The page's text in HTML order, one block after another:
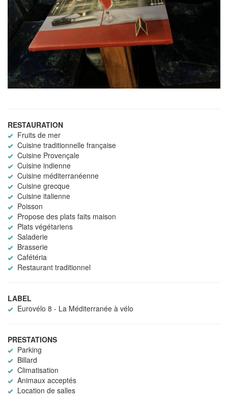
RESTAURATION
Fruits de mer
Cuisine traditionnelle française
Cuisine Provençale
Cuisine indienne
Cuisine méditerranéenne
Cuisine grecque
Cuisine italienne
Poisson
Propose des plats faits maison
Plats végétariens
Saladerie
Brasserie
Cafétéria
Restaurant traditionnel
LABEL
Eurovélo 8 - La Méditerranée à vélo
PRESTATIONS
Parking
Billard
Climatisation
Animaux acceptés
Location de salles